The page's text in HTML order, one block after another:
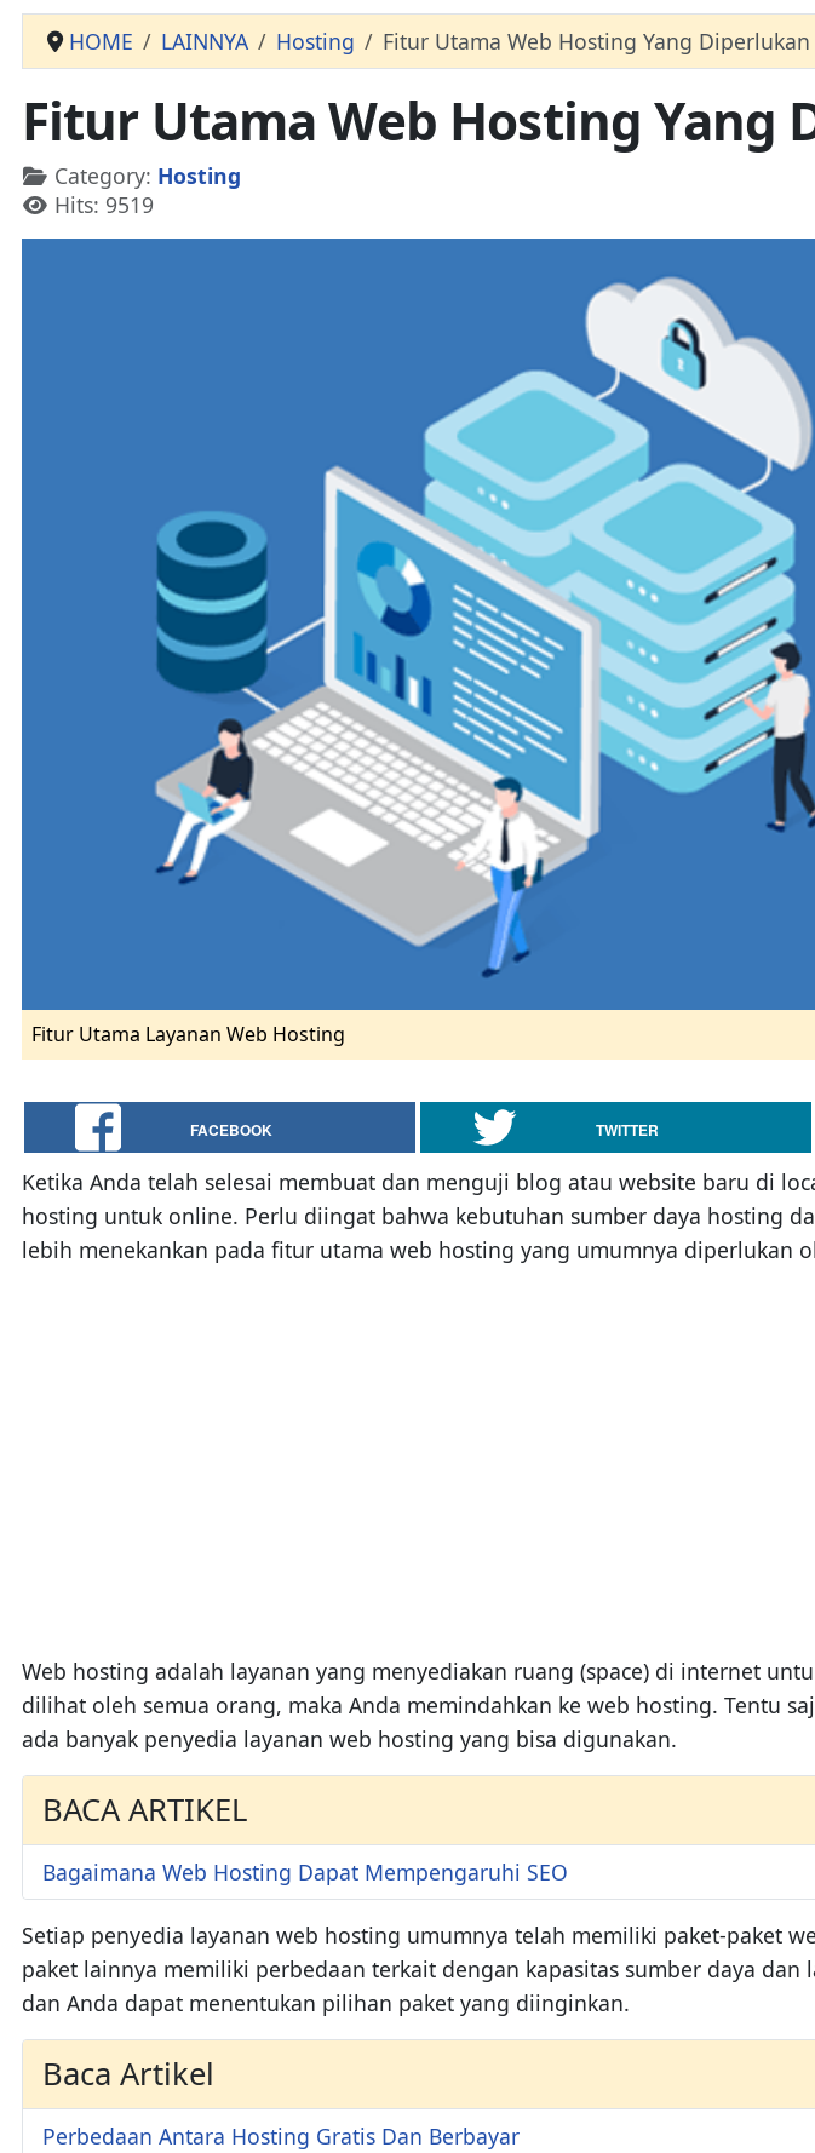
HOME LAINNYA Hosting Fitur Utama Web Hosting Yang
Fitur Utama Web Hosting Yang
Details
Category: Hosting
Hits: 9519
Fitur Utama Layanan Web Hosting
FACEBOOK TWITTER
Ketika Anda telah selesai membuat dan menguji blog atau website baru di
hosting untuk online. Perlu diingat bahwa kebutuhan sumber daya hosting
lebih menekankan pada fitur utama web hosting yang umumnya diperlukan
Web hosting adalah layanan yang menyediakan ruang (space) di internet
dilihat oleh semua orang, maka Anda memindahkan ke web hosting. Tentu
ada banyak penyedia layanan web hosting yang bisa digunakan.
BACA ARTIKEL
Bagaimana Web Hosting Dapat Mempengaruhi SEO
Setiap penyedia layanan web hosting umumnya telah memiliki paket-paket
paket lainnya memiliki perbedaan terkait dengan kapasitas sumber daya
dan Anda dapat menentukan pilihan paket yang diinginkan.
Baca Artikel
Perbedaan Antara Hosting Gratis Dan Berbayar